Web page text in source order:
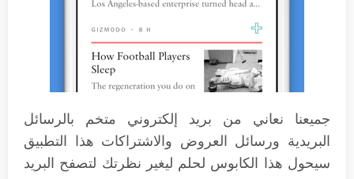
جميعنا نعاني من بريد إلكتروني متخم بالرسائل
البريدية ورسائل العروض والاشتراكات هذا التطبيق
سيحول هذا الكابوس لحلم ليغير نظرتك لتصفح البريد